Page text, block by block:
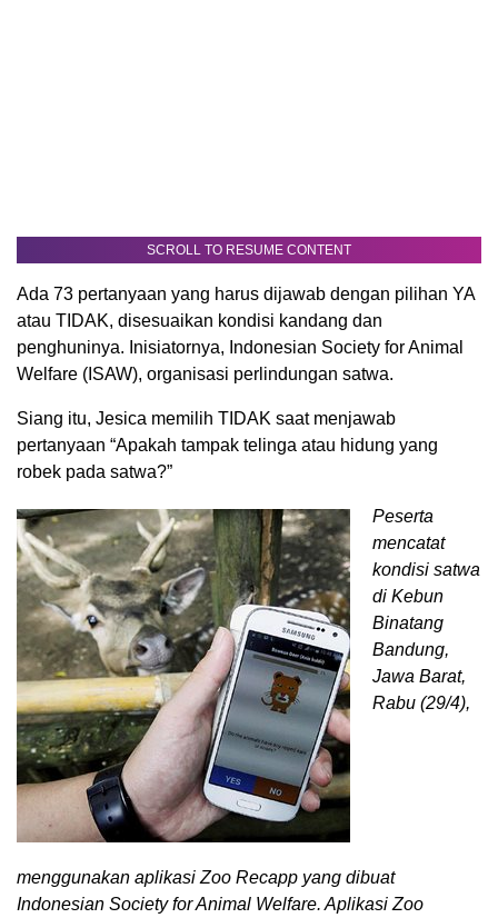
SCROLL TO RESUME CONTENT
Ada 73 pertanyaan yang harus dijawab dengan pilihan YA
atau TIDAK, disesuaikan kondisi kandang dan
penghuninya. Inisiatornya, Indonesian Society for Animal
Welfare (ISAW), organisasi perlindungan satwa.
Siang itu, Jesica memilih TIDAK saat menjawab
pertanyaan “Apakah tampak telinga atau hidung yang
robek pada satwa?”
Peserta
mencatat
kondisi satwa
di Kebun
Binatang
Bandung,
Jawa Barat,
Rabu (29/4),
menggunakan aplikasi Zoo Recapp yang dibuat
Indonesian Society for Animal Welfare. Aplikasi Zoo